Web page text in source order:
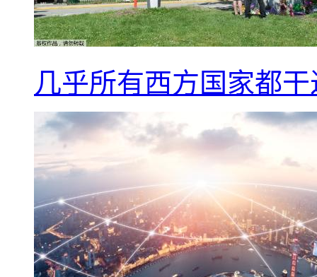
几乎所有西方国家都